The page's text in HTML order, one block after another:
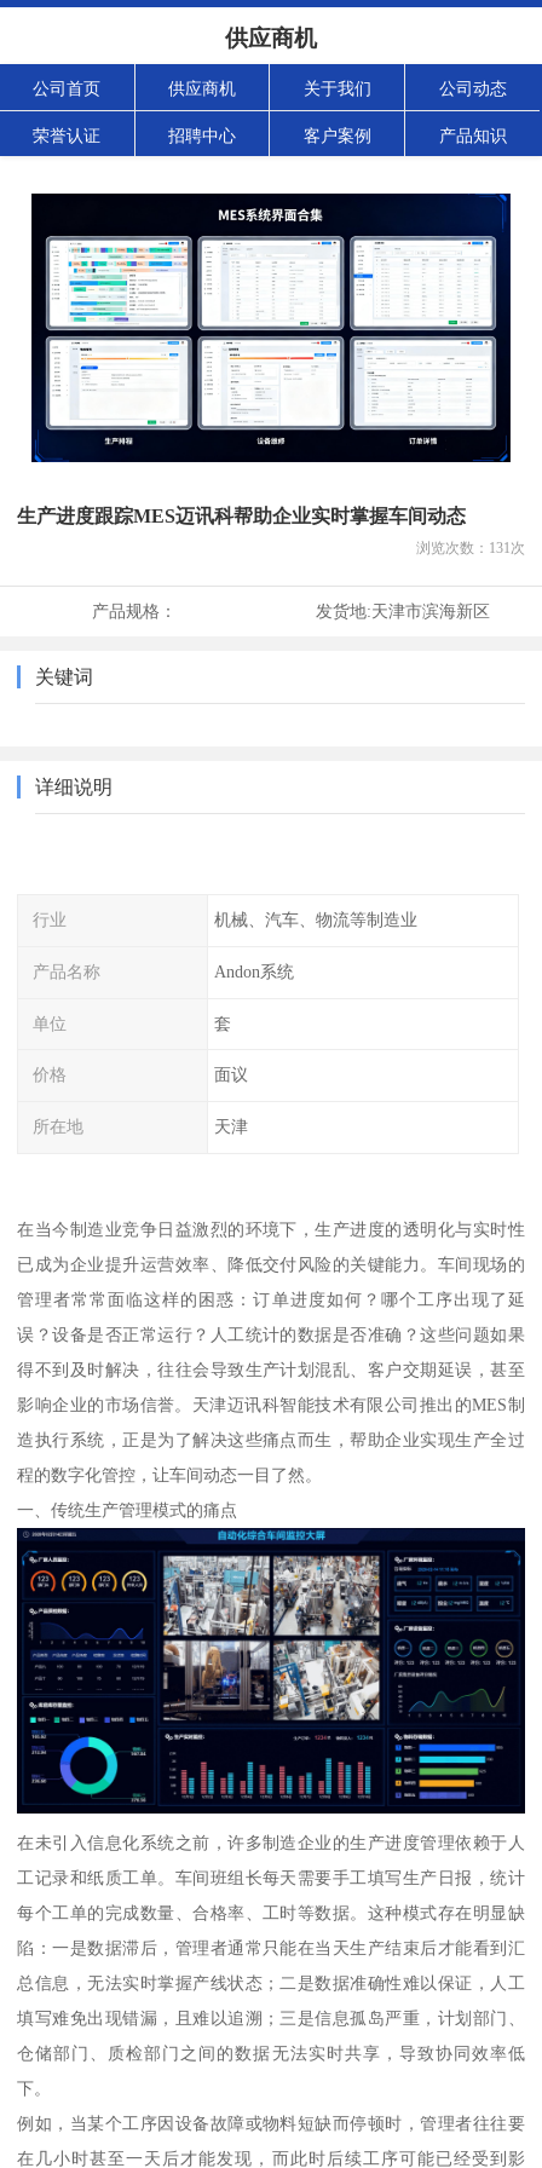
供应商机
公司首页 供应商机 关于我们 公司动态
荣誉认证 招聘中心 客户案例 产品知识
生产进度跟踪MES迈讯科帮助企业实时掌握车间动态
浏览次数： 131次
产品规格： 发货地:天津市滨海新区
关键词
详细说明
行业 机械、汽车、物流等制造业
产品名称 Andon系统
单位 套
价格 面议
所在地 天津
在当今制造业竞争日益激烈的环境下，生产进度的透明化与实时性
已成为企业提升运营效率、降低交付风险的关键能力。车间现场的
管理者常常面临这样的困惑：订单进度如何？哪个工序出现了延
误？设备是否正常运行？人工统计的数据是否准确？这些问题如果
得不到及时解决，往往会导致生产计划混乱、客户交期延误，甚至
影响企业的市场信誉。天津迈讯科智能技术有限公司推出的MES制
造执行系统，正是为了解决这些痛点而生，帮助企业实现生产全过
程的数字化管控，让车间动态一目了然。
一、传统生产管理模式的痛点
在未引入信息化系统之前，许多制造企业的生产进度管理依赖于人
工记录和纸质工单。车间班组长每天需要手工填写生产日报，统计
每个工单的完成数量、合格率、工时等数据。这种模式存在明显缺
陷：一是数据滞后，管理者通常只能在当天生产结束后才能看到汇
总信息，无法实时掌握产线状态；二是数据准确性难以保证，人工
填写难免出现错漏，且难以追溯；三是信息孤岛严重，计划部门、
仓储部门、质检部门之间的数据无法实时共享，导致协同效率低
下。
例如，当某个工序因设备故障或物料短缺而停顿时，管理者往往要
在几小时甚至一天后才能发现，而此时后续工序可能已经受到影